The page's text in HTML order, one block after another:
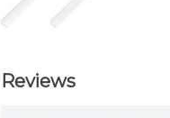
Reviews